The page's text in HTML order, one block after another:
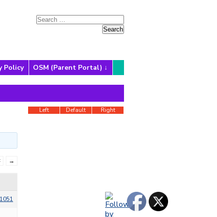
Policy OSM (Parent Portal)
Right
Default
Left
→